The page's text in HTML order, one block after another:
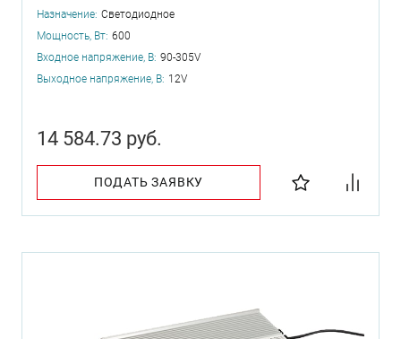
Назначение: Светодиодное
Мощность, Вт: 600
Входное напряжение, В: 90-305V
Выходное напряжение, В: 12V
14 584.73 руб.
ПОДАТЬ ЗАЯВКУ